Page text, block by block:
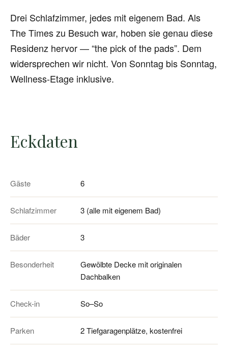
Drei Schlafzimmer, jedes mit eigenem Bad. Als
The Times zu Besuch war, hoben sie genau diese
Residenz hervor — “the pick of the pads”. Dem
widersprechen wir nicht. Von Sonntag bis Sonntag,
Wellness-Etage inklusive.
Eckdaten
Gäste 6
Schlafzimmer 3 (alle mit eigenem Bad)
Bäder 3
Besonderheit
Gewölbte Decke mit originalen
Dachbalken
Check-in So–So
Parken 2 Tiefgaragenplätze, kostenfrei